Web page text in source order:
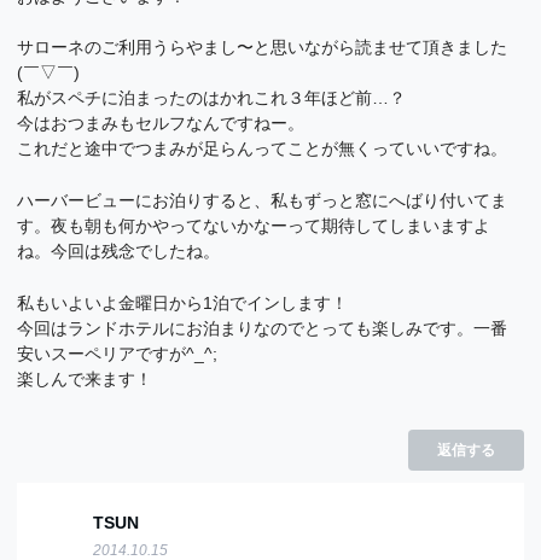
サローネのご利用うらやまし〜と思いながら読ませて頂きました
(￣▽￣)
私がスペチに泊まったのはかれこれ３年ほど前…？
今はおつまみもセルフなんですねー。
これだと途中でつまみが足らんってことが無くっていいですね。
ハーバービューにお泊りすると、私もずっと窓にへばり付いてま
す。夜も朝も何かやってないかなーって期待してしまいますよ
ね。今回は残念でしたね。
私もいよいよ金曜日から1泊でインします！
今回はランドホテルにお泊まりなのでとっても楽しみです。一番
安いスーペリアですが^_^;
楽しんで来ます！
返信する
TSUN
2014.10.15